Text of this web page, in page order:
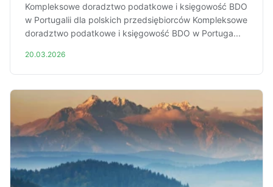
Kompleksowe doradztwo podatkowe i księgowość BDO
w Portugalii dla polskich przedsiębiorców Kompleksowe
doradztwo podatkowe i księgowość BDO w Portuga...
20.03.2026